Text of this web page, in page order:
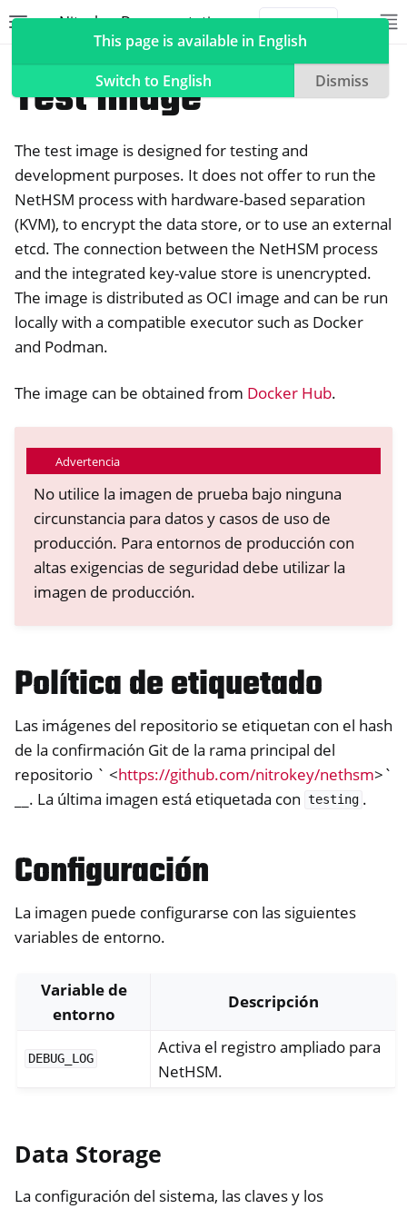
Nitrokey Documentation
navigation of Nitrokeys
navigation of NitroPad, NitroPC
navigation of NitroPhone, NitroTablet
navigation of NextBox
navigation of NetHSM
navigation of Container
navigation of Compatible Software
navigation of NitroWall
navigation of Software
Test Image
The test image is designed for testing and
development purposes. It does not offer to run the
NetHSM process with hardware-based separation
(KVM), to encrypt the data store, or to use an external
etcd. The connection between the NetHSM process
and the integrated key-value store is unencrypted.
The image is distributed as OCI image and can be run
locally with a compatible executor such as Docker
and Podman.
The image can be obtained from Docker Hub.
Advertencia
No utilice la imagen de prueba bajo ninguna
circunstancia para datos y casos de uso de
producción. Para entornos de producción con
altas exigencias de seguridad debe utilizar la
imagen de producción.
Política de etiquetado
Las imágenes del repositorio se etiquetan con el hash
de la confirmación Git de la rama principal del
repositorio ` <https://github.com/nitrokey/nethsm>`
__. La última imagen está etiquetada con testing .
Configuración
La imagen puede configurarse con las siguientes
variables de entorno.
Variable de
entorno
Descripción
DEBUG_LOG
Activa el registro ampliado para
NetHSM.
Data Storage
La configuración del sistema, las claves y los
This page is available in English
Switch to English
Dismiss